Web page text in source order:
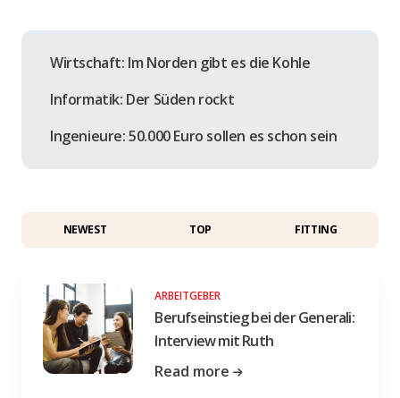
Wirtschaft: Im Norden gibt es die Kohle
Informatik: Der Süden rockt
Ingenieure: 50.000 Euro sollen es schon sein
NEWEST TOP FITTING
ARBEITGEBER
Berufseinstieg bei der Generali:
Interview mit Ruth
Read more